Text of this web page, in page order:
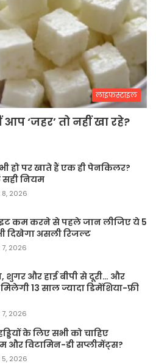
लाइफस्टाइल
‘जहर’ तो नहीं खा रहे?
भी हो पर खाते हैं एक ही पेनकिलर?
नियम
2026
कम करने से पहले जान लीजिए ये 5
दिखेगा असली रिजल्ट
2026
शुगर और हाई बीपी से दूरी… और
13 साल ज्यादा डिमेंशिया-फ्री
2026
के लिए सभी को चाहिए
और विटामिन-डी सप्लीमेंट्स?
2026